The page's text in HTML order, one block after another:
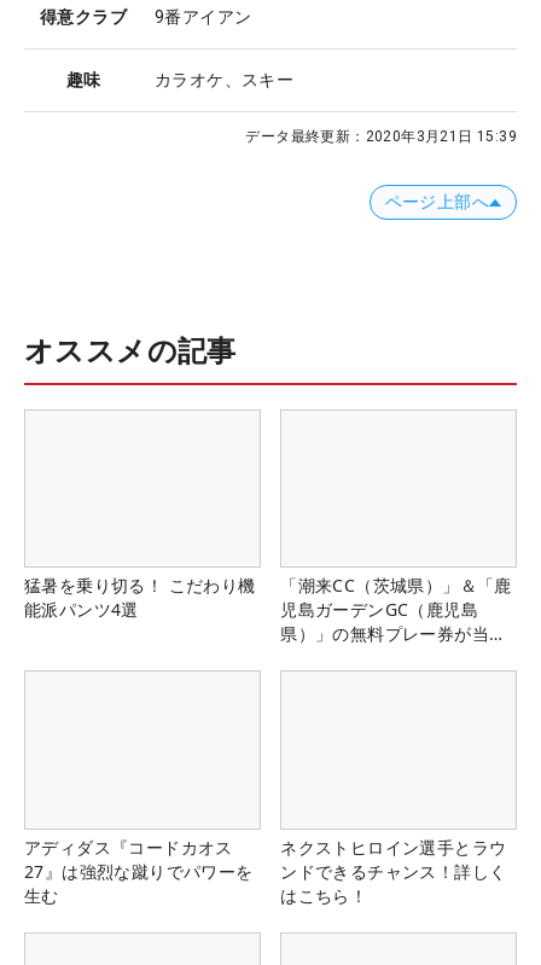
得意クラブ 9番アイアン
趣味 カラオケ、スキー
データ最終更新： 2020年3月21日 15:39
ページ上部へ
オススメの記事
猛暑を乗り切る！ こだわり機
能派パンツ4選
「潮来CC（茨城県）」＆「鹿
児島ガーデンGC（鹿児島
県）」の無料プレー券が当た
アディダス『コードカオス
27』は強烈な蹴りでパワーを
生む
ネクストヒロイン選手とラウ
ンドできるチャンス！詳しく
はこちら！